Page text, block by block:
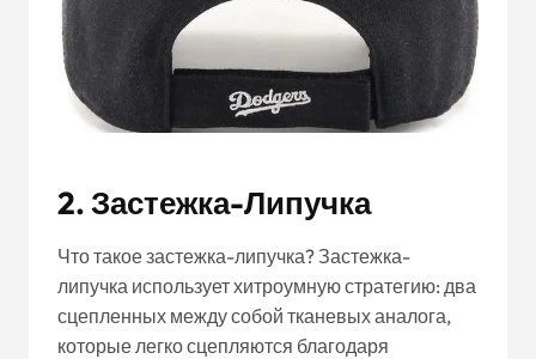
2. Застежка-Липучка
Что такое застежка-липучка? Застежка-
липучка использует хитроумную стратегию: два
сцепленных между собой тканевых аналога,
которые легко сцепляются благодаря